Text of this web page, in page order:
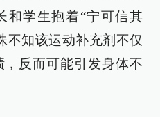
和学生抱着“宁可信其
不知该运动补充剂不仅
反而可能引发身体不